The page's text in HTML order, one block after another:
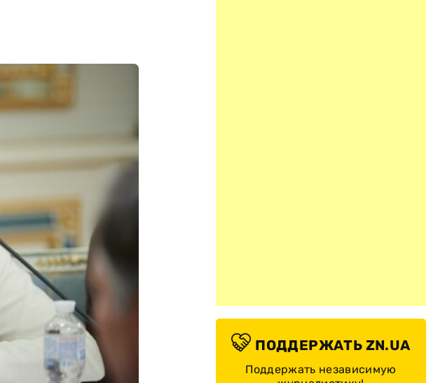
ПОДДЕРЖАТЬ ZN.UA
Поддержать независимую